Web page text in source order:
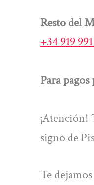
Resto del
+34 919
Para
¡Atención!
signo de
Te